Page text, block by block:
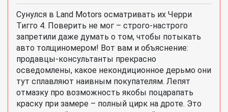
Сунулся в Land Motors осматривать их Черри
Тигго 4. Поверить не мог – строго-настрого
запретили даже думать о том, чтобы потыкать
авто толщиномером! Вот вам и объяснение:
продавцы-консультанты прекрасно
осведомлены, какое некондиционное дерьмо они
тут сплавляют наивным покупателям. Лепят
отмазку про возможность якобы поцарапать
краску при замере – полный цирк на дроте. Это